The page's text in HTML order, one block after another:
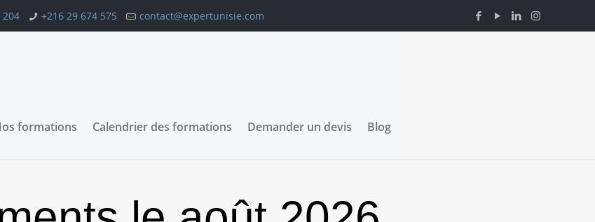
204 +216 29 674 575 contact@expertunisie.com
formations Calendrier des formations Demander un devis Blog